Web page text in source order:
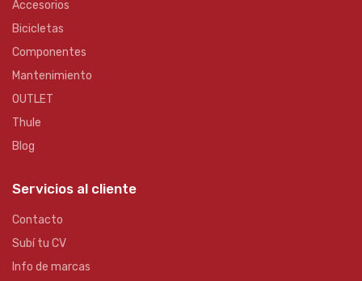
Accesorios
Bicicletas
Componentes
Mantenimiento
OUTLET
Thule
Blog
Servicios al cliente
Contacto
Subí tu CV
Info de marcas